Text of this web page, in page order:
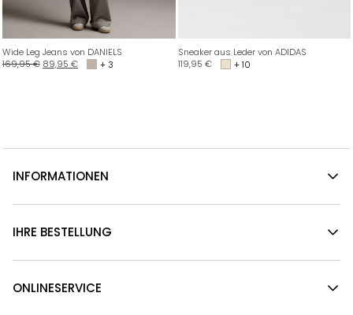
Wide Leg Jeans von DANIELS
169,95€ 89,95 € + 3
Sneaker aus Leder von ADIDAS
119,95 € + 10
INFORMATIONEN
IHRE BESTELLUNG
ONLINESERVICE